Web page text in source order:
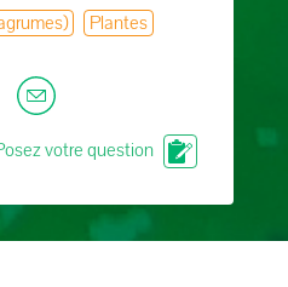
Plantes
votre question